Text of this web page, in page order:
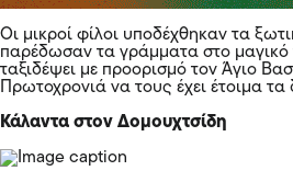
Οι μικροί φίλοι υποδέχθηκαν τα
παρέδωσαν τα γράμματα στο μαγικό
ταξιδέψει με προορισμό τον Άγιο
Πρωτοχρονιά να τους έχει έτοιμα
Κάλαντα στον Δομουχτσίδη